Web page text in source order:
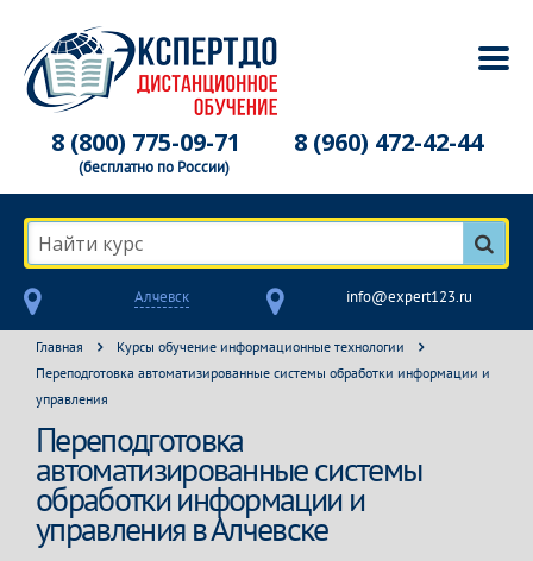
8 (800) 775-09-71
(бесплатно по России)
8 (960) 472-42-44
Найти курс
Алчевск info@expert123.ru
Главная
Курсы обучение информационные технологии
Переподготовка автоматизированные системы обработки информации и
управления
Переподготовка
автоматизированные системы
обработки информации и
управления в Алчевске